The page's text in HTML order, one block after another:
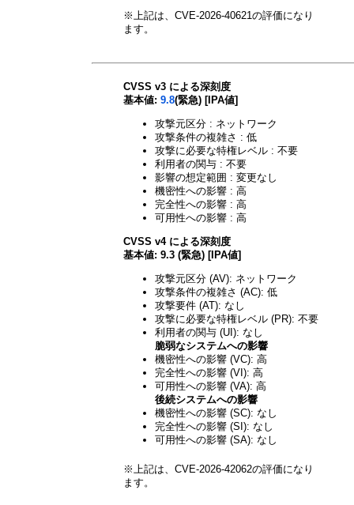
※上記は、CVE-2026-40621の評価になり
ます。
CVSS v3 による深刻度
基本値: 9.8(緊急) [IPA値]
攻撃元区分 : ネットワーク
攻撃条件の複雑さ : 低
攻撃に必要な特権レベル : 不要
利用者の関与 : 不要
影響の想定範囲 : 変更なし
機密性への影響 : 高
完全性への影響 : 高
可用性への影響 : 高
CVSS v4 による深刻度
基本値: 9.3 (緊急) [IPA値]
攻撃元区分 (AV): ネットワーク
攻撃条件の複雑さ (AC): 低
攻撃要件 (AT): なし
攻撃に必要な特権レベル (PR): 不要
利用者の関与 (UI): なし
脆弱なシステムへの影響
機密性への影響 (VC): 高
完全性への影響 (VI): 高
可用性への影響 (VA): 高
後続システムへの影響
機密性への影響 (SC): なし
完全性への影響 (SI): なし
可用性への影響 (SA): なし
※上記は、CVE-2026-42062の評価になり
ます。